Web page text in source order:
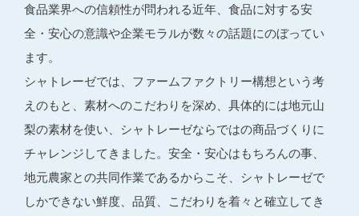
食品業界への信頼性が問われる近年、食品に対する安
全・安心の意識や企業モラルが数々の話題にのぼってい
ます。
シャトレーゼでは、ファームファクトリー構想という考
えのもと、素材へのこだわりを深め、具体的には地元山
梨の素材を使い、シャトレーゼならではの商品づくりに
チャレンジしてきました。安全・安心はもちろんの事、
地元農家との共同作業であるからこそ、シャトレーゼで
しかできない鮮度、品質、こだわりを着々と確立してき